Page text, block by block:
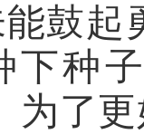
鼓起
下种
为了